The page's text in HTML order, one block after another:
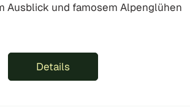
Ausblick und famosem Alpenglühen
Details